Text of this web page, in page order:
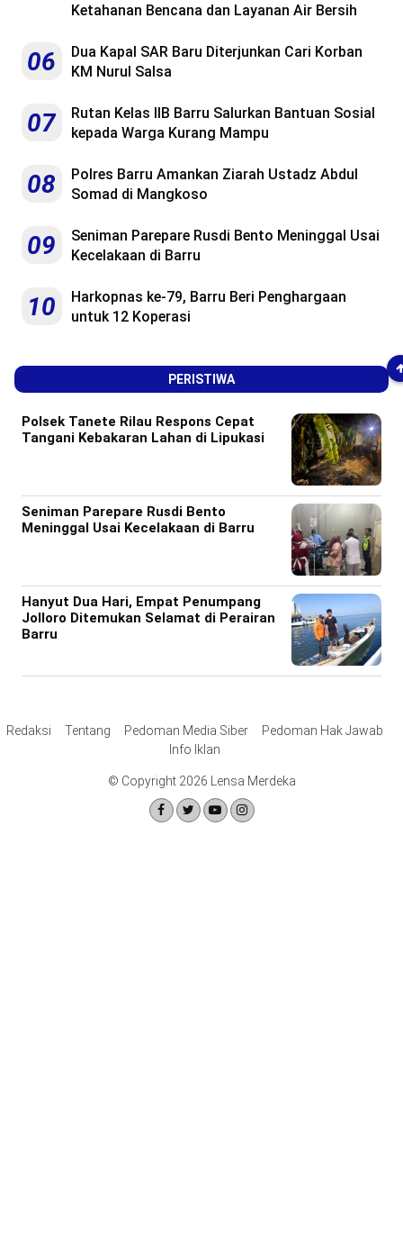
Ketahanan Bencana dan Layanan Air Bersih
06
Dua Kapal SAR Baru Diterjunkan Cari Korban
KM Nurul Salsa
07
Rutan Kelas IIB Barru Salurkan Bantuan Sosial
kepada Warga Kurang Mampu
08
Polres Barru Amankan Ziarah Ustadz Abdul
Somad di Mangkoso
09
Seniman Parepare Rusdi Bento Meninggal Usai
Kecelakaan di Barru
10
Harkopnas ke-79, Barru Beri Penghargaan
untuk 12 Koperasi
PERISTIWA
Polsek Tanete Rilau Respons Cepat
Tangani Kebakaran Lahan di Lipukasi
Seniman Parepare Rusdi Bento
Meninggal Usai Kecelakaan di Barru
Hanyut Dua Hari, Empat Penumpang
Jolloro Ditemukan Selamat di Perairan
Barru
Redaksi Tentang Pedoman Media Siber
Pedoman Hak Jawab
Info Iklan
© Copyright 2026 Lensa Merdeka